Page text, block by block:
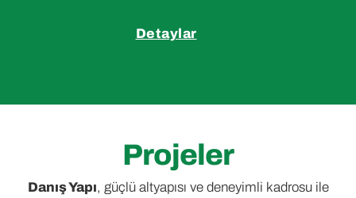
Detaylar
Projeler
Danış Yapı, güçlü altyapısı ve deneyimli kadrosu ile